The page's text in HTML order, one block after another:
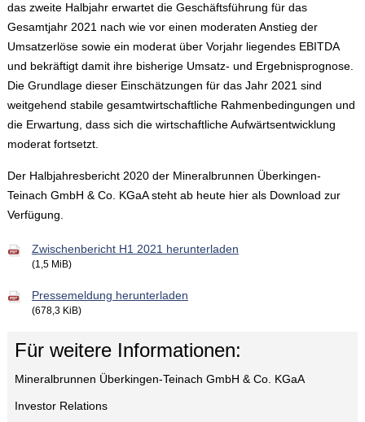
das zweite Halbjahr erwartet die Geschäftsführung für das
Gesamtjahr 2021 nach wie vor einen moderaten Anstieg der
Umsatzerlöse sowie ein moderat über Vorjahr liegendes EBITDA
und bekräftigt damit ihre bisherige Umsatz- und Ergebnisprognose.
Die Grundlage dieser Einschätzungen für das Jahr 2021 sind
weitgehend stabile gesamtwirtschaftliche Rahmenbedingungen und
die Erwartung, dass sich die wirtschaftliche Aufwärtsentwicklung
moderat fortsetzt.
Der Halbjahresbericht 2020 der Mineralbrunnen Überkingen-
Teinach GmbH & Co. KGaA steht ab heute hier als Download zur
Verfügung.
Zwischenbericht H1 2021 herunterladen
(1,5 MiB)
Pressemeldung herunterladen
(678,3 KiB)
Für weitere Informationen:
Mineralbrunnen Überkingen-Teinach GmbH & Co. KGaA
Investor Relations